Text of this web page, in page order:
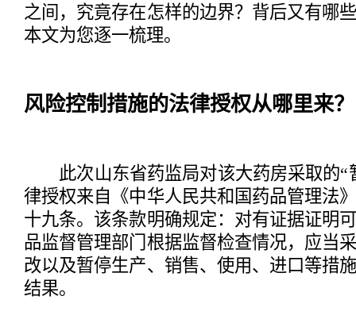
之间，究竟存在怎样的边界？背后又有哪
本文为您逐一梳理。
风险控制措施的法律授权从哪里来？
此次山东省药监局对该大药房采取的“
律授权来自《中华人民共和国药品管理法
十九条。该条款明确规定：对有证据证明
品监督管理部门根据监督检查情况，应当
改以及暂停生产、销售、使用、进口等措
结果。